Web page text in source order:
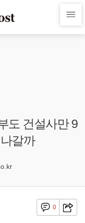
도 건설사만 9
갈까
0